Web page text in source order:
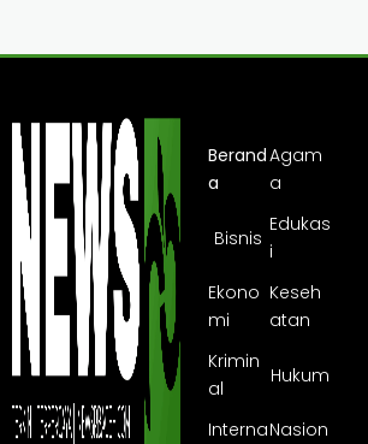
Berand
a
Agam
a
Bisnis
Edukas
i
Ekono
mi
Keseh
atan
Krimin
al
Hukum
InternaNasion